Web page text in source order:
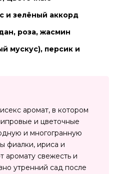
и зелёный аккорд
роза, жасмин
мускус), персик и
аромат, в котором
и цветочные
и многогранную
фиалки, ириса и
аромату свежесть и
утренний сад после